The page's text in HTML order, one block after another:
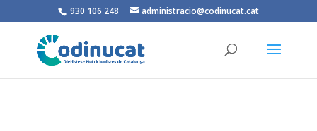
930 106 248 administracio@codinucat.cat